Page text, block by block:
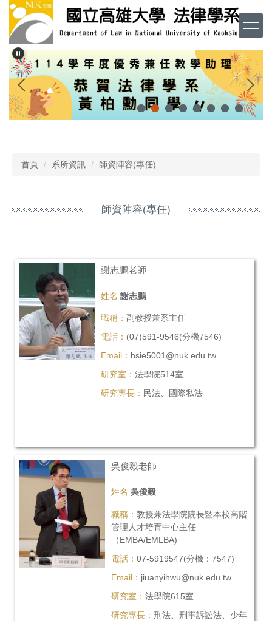
跳
主
要
內
容
首頁 系所資訊 師資陣容(專任)
師資陣容(專任)
謝志鵬老師
姓名 謝志鵬
職稱：副教授兼系主任
電話： (07)591-9546(分機7546)
Email： hsie5001@nuk.edu.tw
研究室：法學院514室
研究專長： 民法、國際私法
吳俊毅老師
姓名 吳俊毅
職稱：教授兼法學院院長暨本校高階
管理人才培育中心主任
（EMBA/EMLBA)
電話：07-5919547(分機：7547)
Email： jiuanyihwu@nuk.edu.tw
研究室：法學院615室
研究專長：刑法、刑事訴訟法、少年